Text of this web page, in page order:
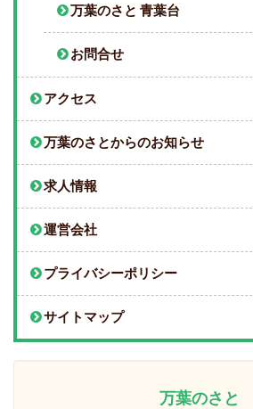
万葉のさと 青葉台
お問合せ
アクセス
万葉のさとからのお知らせ
求人情報
運営会社
プライバシーポリシー
サイトマップ
万葉のさと